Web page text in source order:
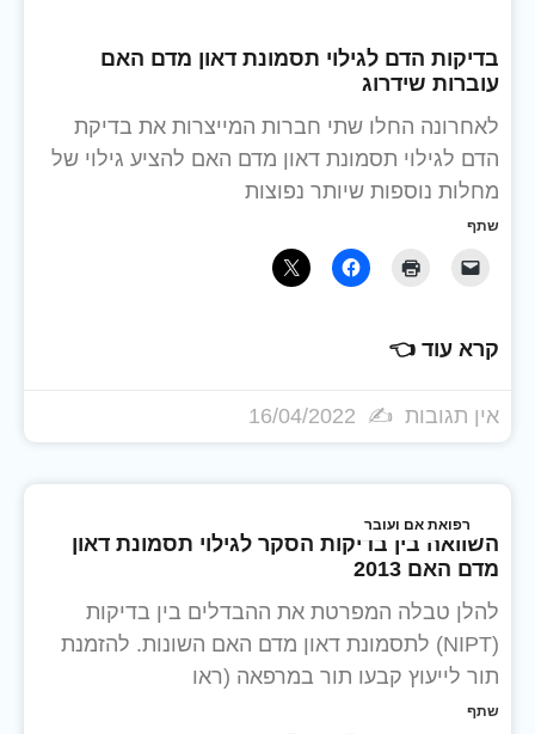
בדיקות הדם לגילוי תסמונת דאון מדם האם
עוברות שידרוג
לאחרונה החלו שתי חברות המייצרות את בדיקת
הדם לגילוי תסמונת דאון מדם האם להציע גילוי של
מחלות נוספות שיותר נפוצות
שתף
קרא עוד 👈
אין תגובות
רפואת אם ועובר
השוואה בין בדיקות הסקר לגילוי תסמונת דאון
מדם האם 2013
להלן טבלה המפרטת את ההבדלים בין בדיקות
(NIPT) לתסמונת דאון מדם האם השונות. להזמנת
תור לייעוץ קבעו תור במרפאה (ראו
שתף